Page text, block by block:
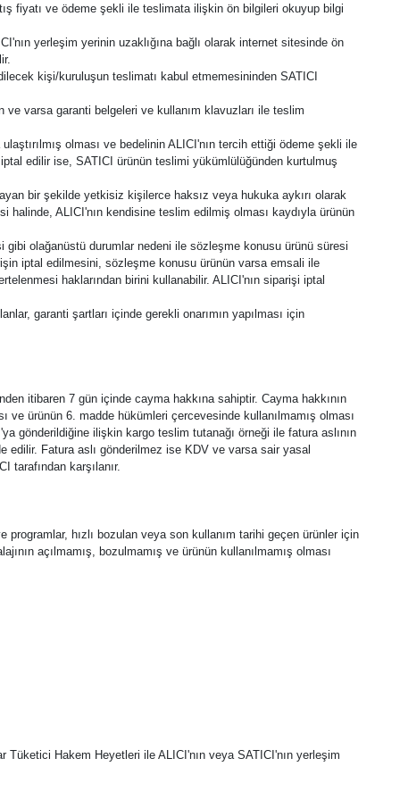
fiyatı ve ödeme şekli ile teslimata ilişkin ön bilgileri okuyup bilgi
yerleşim yerinin uzaklığına bağlı olarak internet sitesinde ön
kişi/kuruluşun teslimatı kabul etmemesininden SATICI
varsa garanti belgeleri ve kullanım klavuzları ile teslim
olması ve bedelinin ALICI'nın tercih ettiği ödeme şekli ile
edilir ise, SATICI ürünün teslimi yükümlülüğünden kurtulmuş
bir şekilde yetkisiz kişilerce haksız veya hukuka aykırı olarak
ALICI'nın kendisine teslim edilmiş olması kaydıyla ürünün
olağanüstü durumlar nedeni ile sözleşme konusu ürünü süresi
iptal edilmesini, sözleşme konusu ürünün varsa emsali ile
haklarından birini kullanabilir. ALICI'nın siparişi iptal
garanti şartları içinde gerekli onarımın yapılması için
itibaren 7 gün içinde cayma hakkına sahiptir. Cayma hakkının
ürünün 6. madde hükümleri çercevesinde kullanılmamış olması
gönderildiğine ilişkin kargo teslim tutanağı örneği ile fatura aslının
edilir. Fatura aslı gönderilmez ise KDV ve varsa sair yasal
tarafından karşılanır.
programlar, hızlı bozulan veya son kullanım tarihi geçen ürünler için
açılmamış, bozulmamış ve ürünün kullanılmamış olması
Hakem Heyetleri ile ALICI'nın veya SATICI'nın yerleşim